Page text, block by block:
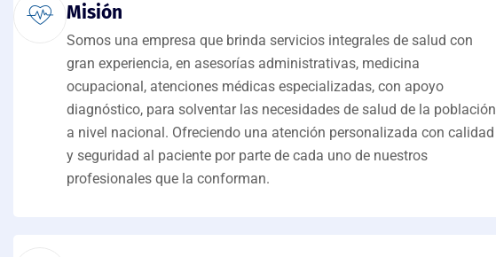
Misión
Somos una empresa que brinda servicios integrales de salud con
gran experiencia, en asesorías administrativas, medicina
ocupacional, atenciones médicas especializadas, con apoyo
diagnóstico, para solventar las necesidades de salud de la población
a nivel nacional. Ofreciendo una atención personalizada con calidad
y seguridad al paciente por parte de cada uno de nuestros
profesionales que la conforman.